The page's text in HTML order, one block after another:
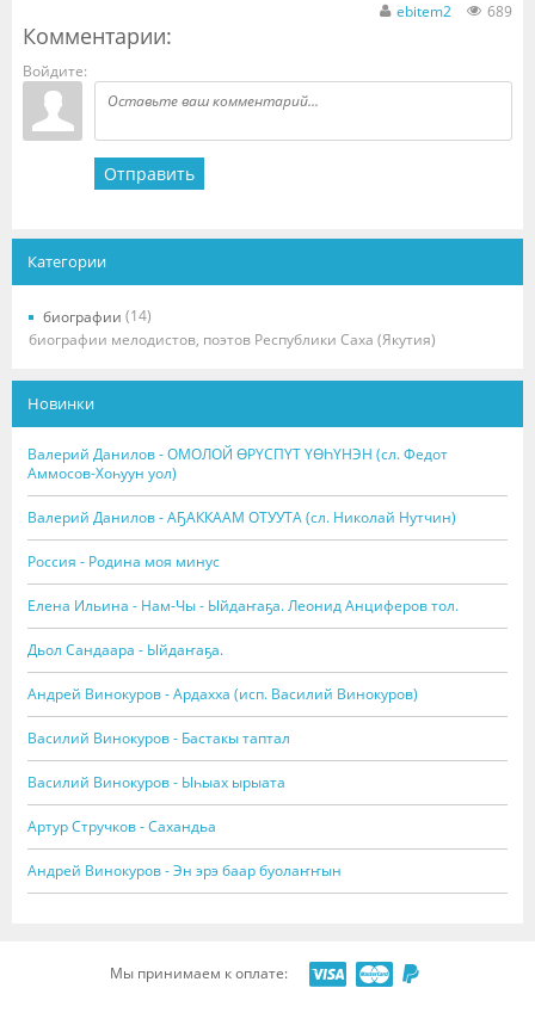
689
ebitem2
Комментарии:
Войдите:
Отправить
Категории
биографии (14)
биографии мелодистов, поэтов Республики Саха (Якутия)
Новинки
Валерий Данилов - ОМОЛОЙ ӨРҮСПҮТ ҮӨҺҮНЭН (сл. Федот
Аммосов-Хоһуун уол)
Валерий Данилов - АҔАККААМ ОТУУТА (сл. Николай Нутчин)
Россия - Родина моя минус
Елена Ильина - Нам-Чы - Ыйдаҥаҕа. Леонид Анциферов тол.
Дьол Сандаара - Ыйдаҥаҕа.
Андрей Винокуров - Ардахха (исп. Василий Винокуров)
Василий Винокуров - Бастакы таптал
Василий Винокуров - Ыһыах ырыата
Артур Стручков - Сахандьа
Андрей Винокуров - Эн эрэ баар буолаҥҥын
Мы принимаем к оплате: